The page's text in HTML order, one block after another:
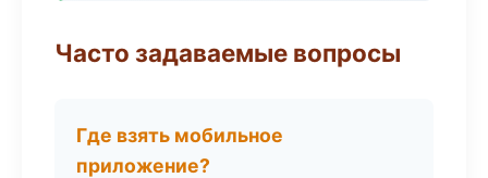
Часто задаваемые вопросы
Где взять мобильное
приложение?